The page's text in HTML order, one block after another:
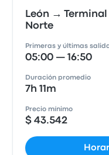
León →
Norte
Primeras y últimas
05:00 — 16:50
Duración promedio
7h 11m
Precio mínimo
$ 43.542